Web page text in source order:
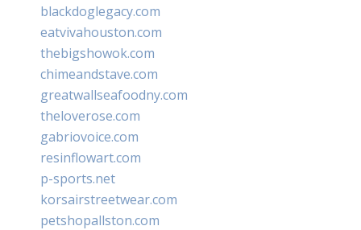
blackdoglegacy.com
eatvivahouston.com
thebigshowok.com
chimeandstave.com
greatwallseafoodny.com
theloverose.com
gabriovoice.com
resinflowart.com
p-sports.net
korsairstreetwear.com
petshopallston.com